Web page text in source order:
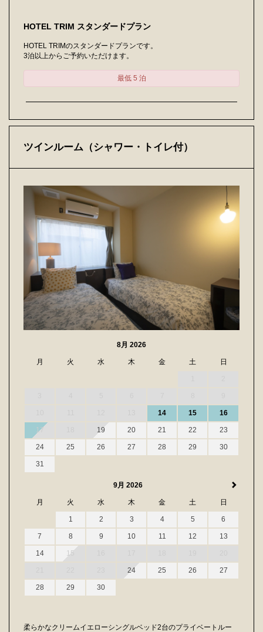
HOTEL TRIM スタンダードプラン
HOTEL TRIMのスタンダードプランです。
3泊以上からご予約いただけます。
最低 5 泊
ツインルーム（シャワー・トイレ付）
8月 2026
月 火 水 木 金 土 日
14 15 16
17 19 20 21 22 23
24 25 26 27 28 29 30
31
9月 2026
月 火 水 木 金 土 日
1 2 3 4 5 6
7 8 9 10 11 12 13
14 15
24 25 26 27
28 29 30
柔らかなクリームイエローシングルベッド2台のプライベートルー